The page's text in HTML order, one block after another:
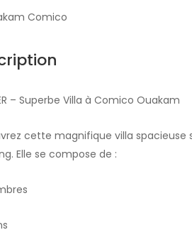
Comico
– Superbe Villa à Comico Ouakam
cette magnifique villa
Elle se compose de :